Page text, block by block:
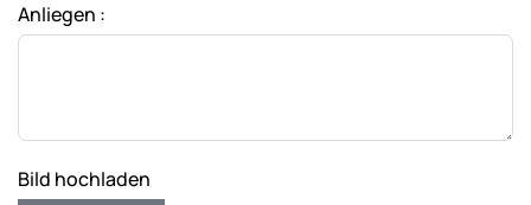
Anliegen :
Bild hochladen